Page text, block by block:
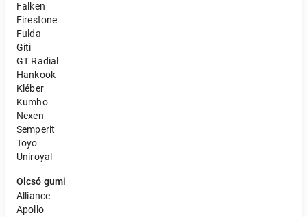
Falken
Firestone
Fulda
Giti
GT Radial
Hankook
Kléber
Kumho
Nexen
Semperit
Toyo
Uniroyal
Olcsó gumi
Alliance
Apollo